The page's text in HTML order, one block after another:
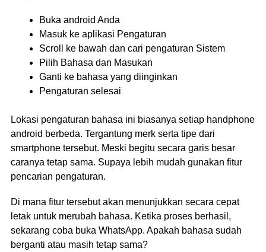
Buka android Anda
Masuk ke aplikasi Pengaturan
Scroll ke bawah dan cari pengaturan Sistem
Pilih Bahasa dan Masukan
Ganti ke bahasa yang diinginkan
Pengaturan selesai
Lokasi pengaturan bahasa ini biasanya setiap handphone
android berbeda. Tergantung merk serta tipe dari
smartphone tersebut. Meski begitu secara garis besar
caranya tetap sama. Supaya lebih mudah gunakan fitur
pencarian pengaturan.
Di mana fitur tersebut akan menunjukkan secara cepat
letak untuk merubah bahasa. Ketika proses berhasil,
sekarang coba buka WhatsApp. Apakah bahasa sudah
berganti atau masih tetap sama?